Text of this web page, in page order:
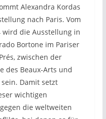
Alexandra Kordas
nach Paris. Vom
wird die Ausstellung in
Bortone im Pariser
zwischen der
des Beaux-Arts und
Damit setzt
wichtigen
die weltweiten